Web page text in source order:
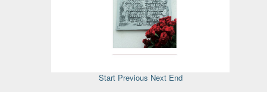
Start Previous Next End